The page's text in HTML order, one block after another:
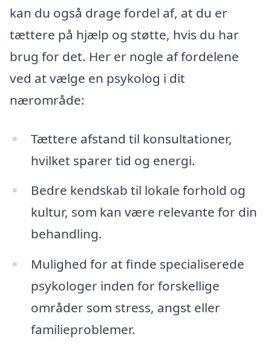
kan du også drage fordel af, at du er
tættere på hjælp og støtte, hvis du har
brug for det. Her er nogle af fordelene
ved at vælge en psykolog i dit
nærområde:
Tættere afstand til konsultationer,
hvilket sparer tid og energi.
Bedre kendskab til lokale forhold og
kultur, som kan være relevante for din
behandling.
Mulighed for at finde specialiserede
psykologer inden for forskellige
områder som stress, angst eller
familieproblemer.